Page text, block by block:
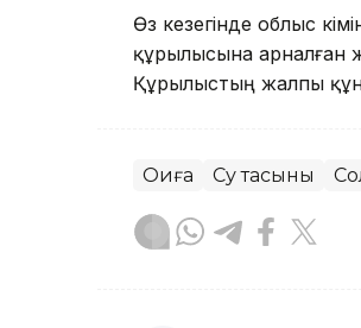
Өз кезегінде облыс
құрылысына арналған
Құрылыстың жалпы
Оқиға Су тасқыны